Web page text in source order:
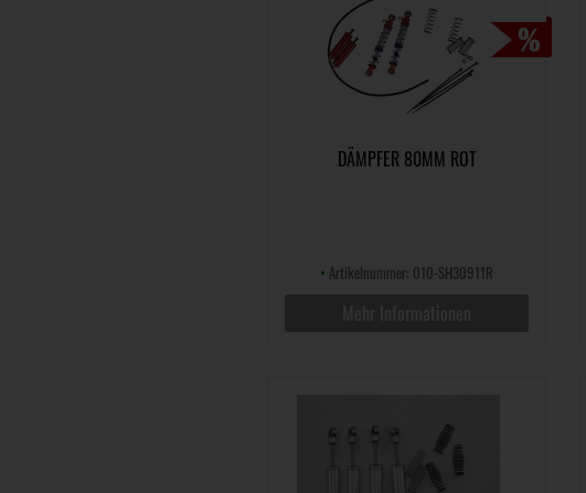
DÄMPFER 80MM ROT
• Artikelnummer: 010-SH30911R